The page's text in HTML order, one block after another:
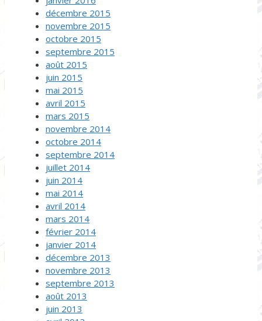
décembre 2015
novembre 2015
octobre 2015
septembre 2015
août 2015
juin 2015
mai 2015
avril 2015
mars 2015
novembre 2014
octobre 2014
septembre 2014
juillet 2014
juin 2014
mai 2014
avril 2014
mars 2014
février 2014
janvier 2014
décembre 2013
novembre 2013
septembre 2013
août 2013
juin 2013